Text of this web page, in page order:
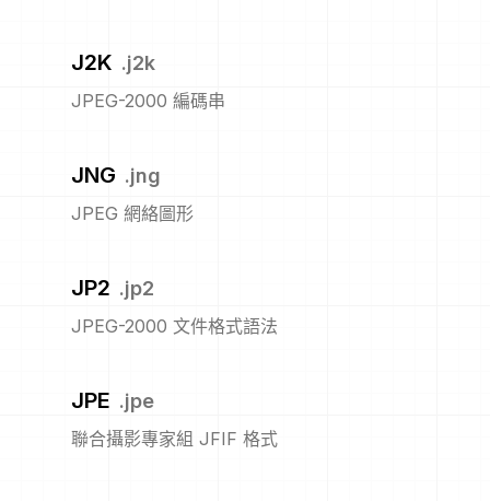
J2K .j2k
JPEG-2000 編碼串
JNG .jng
JPEG 網絡圖形
JP2 .jp2
JPEG-2000 文件格式語法
JPE .jpe
聯合攝影專家組 JFIF 格式